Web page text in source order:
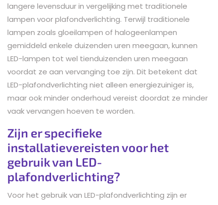
langere levensduur in vergelijking met traditionele
lampen voor plafondverlichting. Terwijl traditionele
lampen zoals gloeilampen of halogeenlampen
gemiddeld enkele duizenden uren meegaan, kunnen
LED-lampen tot wel tienduizenden uren meegaan
voordat ze aan vervanging toe zijn. Dit betekent dat
LED-plafondverlichting niet alleen energiezuiniger is,
maar ook minder onderhoud vereist doordat ze minder
vaak vervangen hoeven te worden.
Zijn er specifieke
installatievereisten voor het
gebruik van LED-
plafondverlichting?
Voor het gebruik van LED-plafondverlichting zijn er